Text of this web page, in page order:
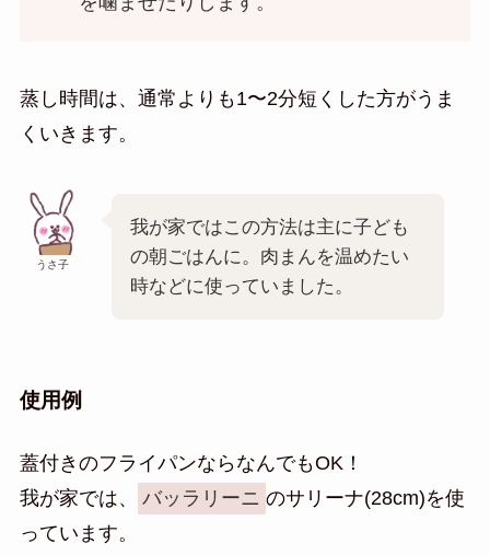
蒸し時間は、通常よりも1〜2分短くした方がうま
くいきます。
うさ子
我が家ではこの方法は主に子ども
の朝ごはんに。肉まんを温めたい
時などに使っていました。
使用例
蓋付きのフライパンならなんでもOK！
我が家では、
バッラリーニ のサリーナ(28cm)を使
っています。